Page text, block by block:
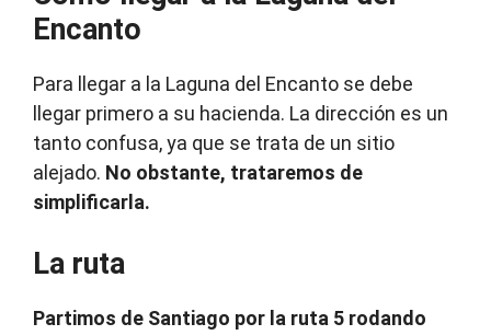
Encanto
Para llegar a la Laguna del Encanto se debe
llegar primero a su hacienda. La dirección es un
tanto confusa, ya que se trata de un sitio
alejado. No obstante, trataremos de
simplificarla.
La ruta
Partimos de Santiago por la ruta 5 rodando